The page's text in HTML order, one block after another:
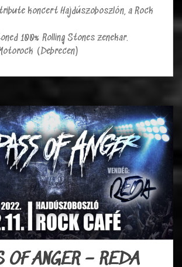
koncert Hajdúszoboszlón, a Rock
100% Rolling Stones zenekar.
(Debrecen)
OF ANGER – REDA